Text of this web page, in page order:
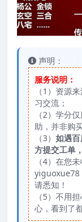
声明：
服务说明：
（1）资源
习交流；
（2）学分
助，并非购
（3） 如遇
方提交工单
（4）在您
yiguoxue78
请悉知！
（5）不用
心，看到了